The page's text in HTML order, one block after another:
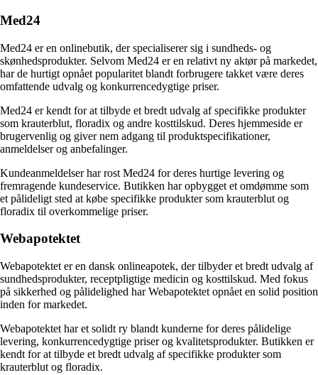
Med24
Med24 er en onlinebutik, der specialiserer sig i sundheds- og
skønhedsprodukter. Selvom Med24 er en relativt ny aktør på markedet,
har de hurtigt opnået popularitet blandt forbrugere takket være deres
omfattende udvalg og konkurrencedygtige priser.
Med24 er kendt for at tilbyde et bredt udvalg af specifikke produkter
som krauterblut, floradix og andre kosttilskud. Deres hjemmeside er
brugervenlig og giver nem adgang til produktspecifikationer,
anmeldelser og anbefalinger.
Kundeanmeldelser har rost Med24 for deres hurtige levering og
fremragende kundeservice. Butikken har opbygget et omdømme som
et pålideligt sted at købe specifikke produkter som krauterblut og
floradix til overkommelige priser.
Webapotektet
Webapotektet er en dansk onlineapotek, der tilbyder et bredt udvalg af
sundhedsprodukter, receptpligtige medicin og kosttilskud. Med fokus
på sikkerhed og pålidelighed har Webapotektet opnået en solid position
inden for markedet.
Webapotektet har et solidt ry blandt kunderne for deres pålidelige
levering, konkurrencedygtige priser og kvalitetsprodukter. Butikken er
kendt for at tilbyde et bredt udvalg af specifikke produkter som
krauterblut og floradix.